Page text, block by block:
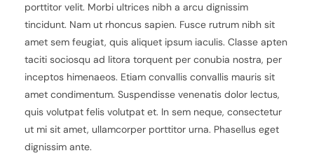
porttitor velit. Morbi ultrices nibh a arcu dignissim
tincidunt. Nam ut rhoncus sapien. Fusce rutrum nibh sit
amet sem feugiat, quis aliquet ipsum iaculis. Classe apten
taciti sociosqu ad litora torquent per conubia nostra, per
inceptos himenaeos. Etiam convallis convallis mauris sit
amet condimentum. Suspendisse venenatis dolor lectus,
quis volutpat felis volutpat et. In sem neque, consectetur
ut mi sit amet, ullamcorper porttitor urna. Phasellus eget
dignissim ante.